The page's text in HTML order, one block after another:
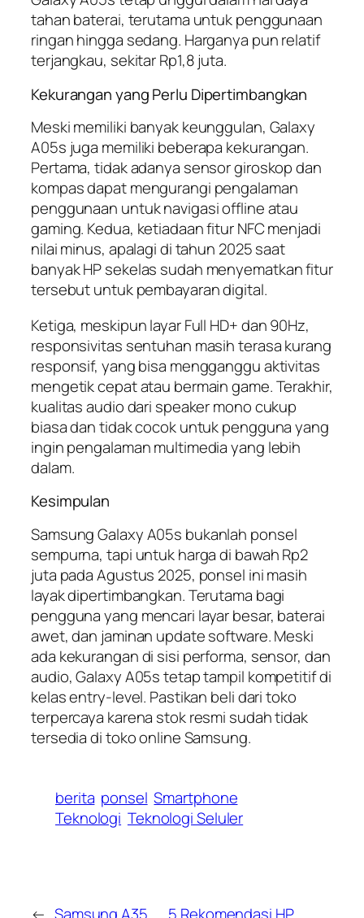
tahan baterai, terutama untuk penggunaan
ringan hingga sedang. Harganya pun relatif
terjangkau, sekitar Rp1,8 juta.
Kekurangan yang Perlu Dipertimbangkan
Meski memiliki banyak keunggulan, Galaxy
A05s juga memiliki beberapa kekurangan.
Pertama, tidak adanya sensor giroskop dan
kompas dapat mengurangi pengalaman
penggunaan untuk navigasi offline atau
gaming. Kedua, ketiadaan fitur NFC menjadi
nilai minus, apalagi di tahun 2025 saat
banyak HP sekelas sudah menyematkan fitur
tersebut untuk pembayaran digital.
Ketiga, meskipun layar Full HD+ dan 90Hz,
responsivitas sentuhan masih terasa kurang
responsif, yang bisa mengganggu aktivitas
mengetik cepat atau bermain game. Terakhir,
kualitas audio dari speaker mono cukup
biasa dan tidak cocok untuk pengguna yang
ingin pengalaman multimedia yang lebih
dalam.
Kesimpulan
Samsung Galaxy A05s bukanlah ponsel
sempurna, tapi untuk harga di bawah Rp2
juta pada Agustus 2025, ponsel ini masih
layak dipertimbangkan. Terutama bagi
pengguna yang mencari layar besar, baterai
awet, dan jaminan update software. Meski
ada kekurangan di sisi performa, sensor, dan
audio, Galaxy A05s tetap tampil kompetitif di
kelas entry-level. Pastikan beli dari toko
terpercaya karena stok resmi sudah tidak
tersedia di toko online Samsung.
berita ponsel Smartphone
Teknologi Teknologi Seluler